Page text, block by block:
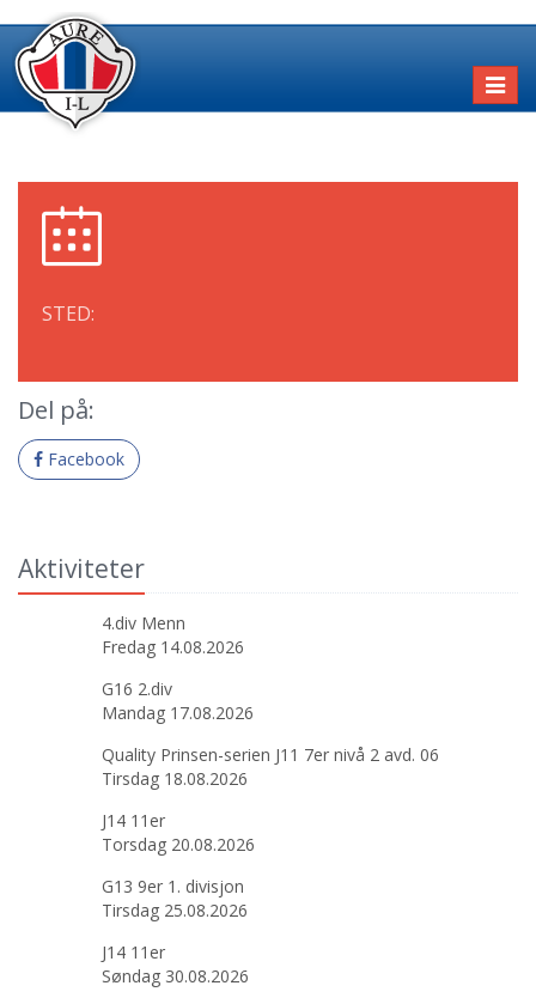
STED:
Del på:
Facebook
Aktiviteter
4.div Menn
Fredag 14.08.2026
G16 2.div
Mandag 17.08.2026
Quality Prinsen-serien J11 7er nivå 2 avd. 06
Tirsdag 18.08.2026
J14 11er
Torsdag 20.08.2026
G13 9er 1. divisjon
Tirsdag 25.08.2026
J14 11er
Søndag 30.08.2026